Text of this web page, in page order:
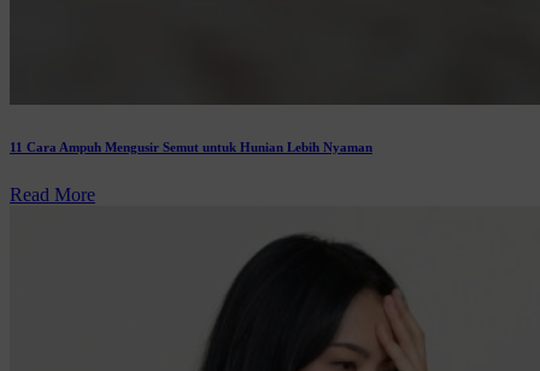
11 Cara Ampuh Mengusir Semut untuk Hunian Lebih Nyaman
Read More